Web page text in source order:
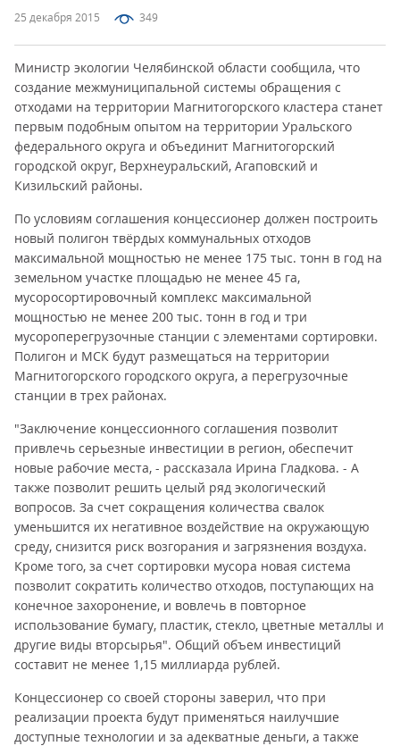
25 декабря 2015 349
Министр экологии Челябинской области сообщила, что
создание межмуниципальной системы обращения с
отходами на территории Магнитогорского кластера станет
первым подобным опытом на территории Уральского
федерального округа и объединит Магнитогорский
городской округ, Верхнеуральский, Агаповский и
Кизильский районы.
По условиям соглашения концессионер должен построить
новый полигон твёрдых коммунальных отходов
максимальной мощностью не менее 175 тыс. тонн в год на
земельном участке площадью не менее 45 га,
мусоросортировочный комплекс максимальной
мощностью не менее 200 тыс. тонн в год и три
мусороперегрузочные станции с элементами сортировки.
Полигон и МСК будут размещаться на территории
Магнитогорского городского округа, а перегрузочные
станции в трех районах.
"Заключение концессионного соглашения позволит
привлечь серьезные инвестиции в регион, обеспечит
новые рабочие места, - рассказала Ирина Гладкова. - А
также позволит решить целый ряд экологический
вопросов. За счет сокращения количества свалок
уменьшится их негативное воздействие на окружающую
среду, снизится риск возгорания и загрязнения воздуха.
Кроме того, за счет сортировки мусора новая система
позволит сократить количество отходов, поступающих на
конечное захоронение, и вовлечь в повторное
использование бумагу, пластик, стекло, цветные металлы и
другие виды вторсырья". Общий объем инвестиций
составит не менее 1,15 миллиарда рублей.
Концессионер со своей стороны заверил, что при
реализации проекта будут применяться наилучшие
доступные технологии и за адекватные деньги, а также